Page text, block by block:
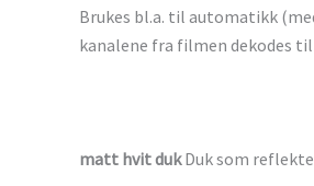
Brukes bl.a. til automatikk
kanalene fra filmen dekodes
matt hvit dukDuk som